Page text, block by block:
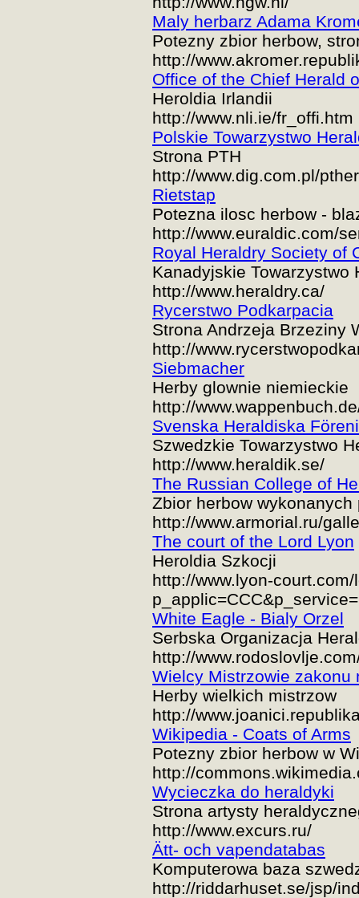
Maly herbarz Adama
Potezny zbior herbow,
http://
Office of the Chief Herald
Heroldia Irlandii
http://www.nli.ie/fr_offi.htm
Polskie Towarzystwo
Strona PTH
http://www.dig.com.pl/
Rietstap
Potezna ilosc herbow -
http://www.euraldic.com/
Royal Heraldry Society of
Kanadyjskie Towarzystwo
http://www.heraldry.ca/
Rycerstwo Podkarpacia
Strona Andrzeja Brzeziny
http://
Siebmacher
Herby glownie niemieckie
http://
Svenska Heraldiska
Szwedzkie Towarzystwo
http://www.heraldik.se/
The Russian College of
Zbior herbow
http://www.armorial.ru/
The court of the Lord Lyon
Heroldia Szkocji
http://www.lyon-
White Eagle - Bialy Orzel
Serbska Organizacja
http://
Wielcy Mistrzowie zakonu
Herby wielkich mistrzow
http://
Wikipedia - Coats of Arms
Potezny zbior herbow w
http://
Wycieczka do heraldyki
Strona artysty
http://www.excurs.ru/
Ätt- och vapendatabas
Komputerowa baza
http://riddarhuset.se/jsp/